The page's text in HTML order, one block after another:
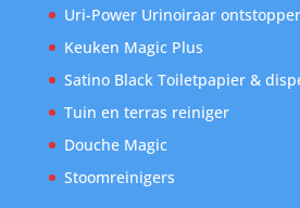
Uri-Power Urinoiraar ontstopper
Keuken Magic Plus
Satino Black Toiletpapier &
Tuin en terras reiniger
Douche Magic
Stoomreinigers